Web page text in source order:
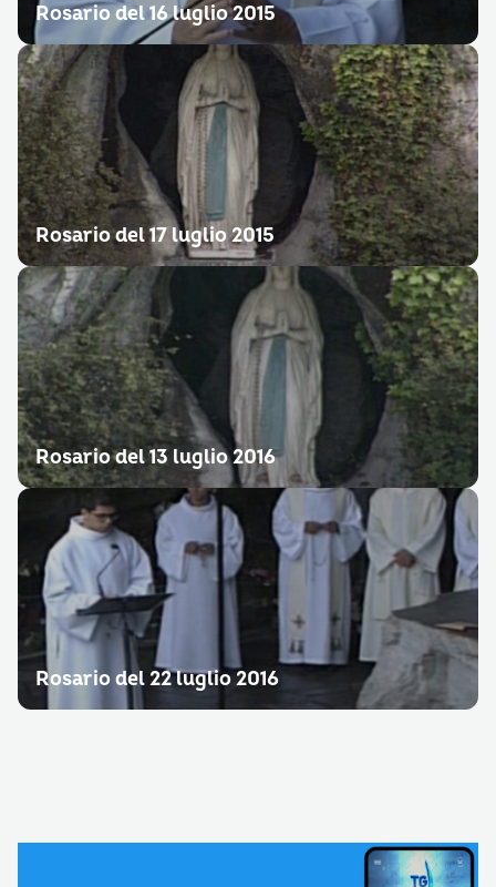
Rosario del 16 luglio 2015
Rosario del 17 luglio 2015
Rosario del 13 luglio 2016
Rosario del 22 luglio 2016